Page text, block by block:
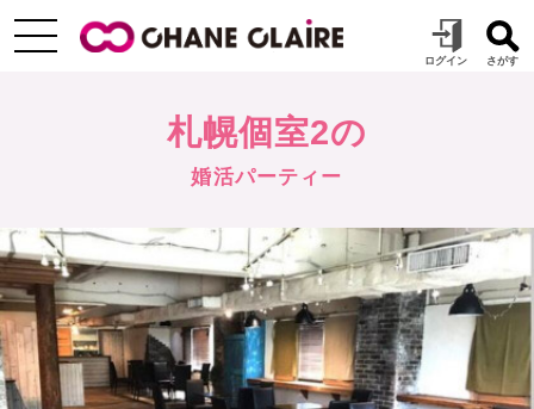
札幌個室2の
婚活パーティー